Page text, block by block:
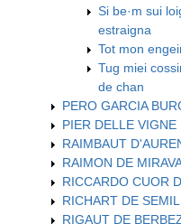
Si be·m sui
estraigna
​Tot mon
​Tug miei
de chan
PERO GARCIA
PIER DELLE VIGNE
RAIMBAUT
RAIMON DE
RICCARDO CUOR
RICHART DE
RIGAUT DE